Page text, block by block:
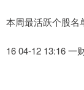
本周最活跃个股名
16 04-12 13:16 一